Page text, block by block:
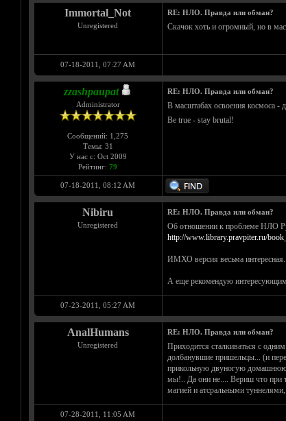
Immortal_Not
Unregistered
RE: НЛО. Правда или обман?
Скачок хоть и огромный, но в
07-18-2011, 07:27 AM
zzashpaupat
Administrator
Сообщений: 1,275
Темы: 31
У нас с: Oct 2009
Рейтинг: 79
RE: НЛО. Правда или обман?
В масштабах освоения космоса -
Be true - stay brutal!
07-18-2011, 08:12 AM
Nibiru
Unregistered
RE: НЛО. Правда или обман?
Об отношении к проблеме НЛО
http://www.library.pravpiter.ru/
ИМХО версия весьма интересная.
А еще рекомендую
07-23-2011, 05:27 AM
AnalHumans
Unregistered
RE: НЛО. Правда или обман?
Приходится сталкиваться с
долбанувшие пришельцы... (и
прикольную двуногую домашнюю
мы!.. Да они не.... Вериш что при
магией и атсральными
07-28-2011, 11:05 AM